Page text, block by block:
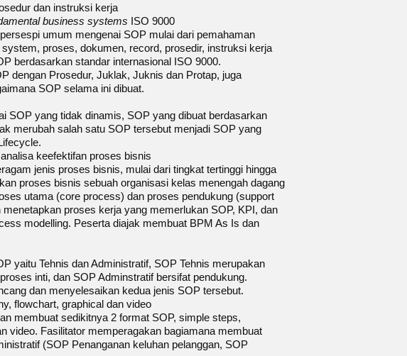
dan instruksi kerja
business systems ISO 9000
umum mengenai SOP mulai dari pemahaman
proses, dokumen, record, prosedir, instruksi kerja
berdasarkan standar internasional ISO 9000.
dengan Prosedur, Juklak, Juknis dan Protap, juga
SOP selama ini dibuat.
SOP yang tidak dinamis, SOP yang dibuat berdasarkan
merubah salah satu SOP tersebut menjadi SOP yang
keefektifan proses bisnis
jenis proses bisnis, mulai dari tingkat tertinggi hingga
proses bisnis sebuah organisasi kelas menengah dagang
utama (core process) dan proses pendukung (support
proses kerja yang memerlukan SOP, KPI, dan
modelling. Peserta diajak membuat BPM As Is dan
yaitu Tehnis dan Administratif, SOP Tehnis merupakan
inti, dan SOP Adminstratif bersifat pendukung.
dan menyelesaikan kedua jenis SOP tersebut.
flowchart, graphical dan video
membuat sedikitnya 2 format SOP, simple steps,
video. Fasilitator memperagakan bagiamana membuat
(SOP Penanganan keluhan pelanggan, SOP